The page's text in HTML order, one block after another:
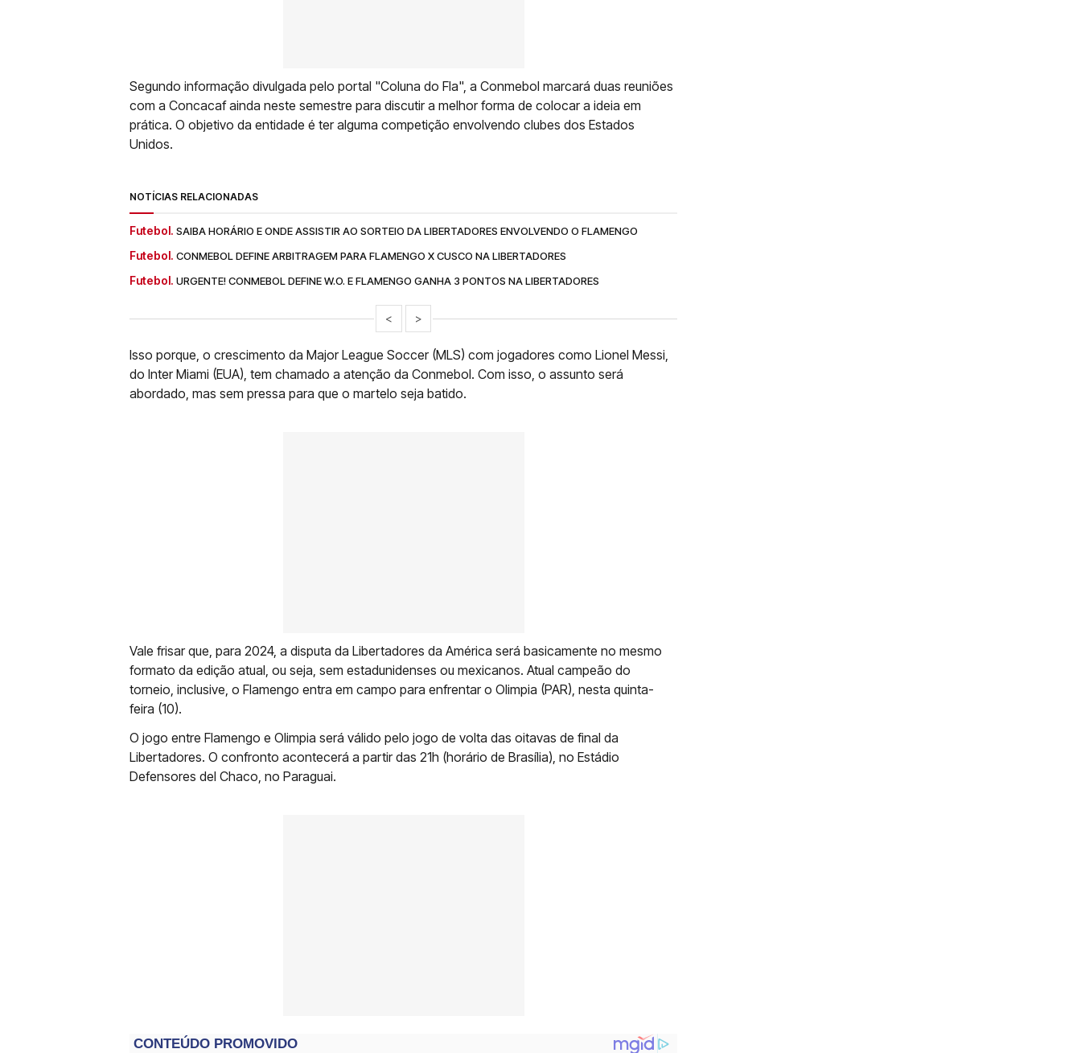
Segundo informação divulgada pelo portal "Coluna do Fla", a Conmebol marcará duas reuniões
com a Concacaf ainda neste semestre para discutir a melhor forma de colocar a ideia em
prática. O objetivo da entidade é ter alguma competição envolvendo clubes dos Estados
Unidos.
NOTÍCIAS RELACIONADAS
Futebol. SAIBA HORÁRIO E ONDE ASSISTIR AO SORTEIO DA LIBERTADORES ENVOLVENDO O FLAMENGO
Futebol. CONMEBOL DEFINE ARBITRAGEM PARA FLAMENGO X CUSCO NA LIBERTADORES
Futebol. URGENTE! CONMEBOL DEFINE W.O. E FLAMENGO GANHA 3 PONTOS NA LIBERTADORES
< >
Isso porque, o crescimento da Major League Soccer (MLS) com jogadores como Lionel Messi,
do Inter Miami (EUA), tem chamado a atenção da Conmebol. Com isso, o assunto será
abordado, mas sem pressa para que o martelo seja batido.
Vale frisar que, para 2024, a disputa da Libertadores da América será basicamente no mesmo
formato da edição atual, ou seja, sem estadunidenses ou mexicanos. Atual campeão do
torneio, inclusive, o Flamengo entra em campo para enfrentar o Olimpia (PAR), nesta quinta-
feira (10).
O jogo entre Flamengo e Olimpia será válido pelo jogo de volta das oitavas de final da
Libertadores. O confronto acontecerá a partir das 21h (horário de Brasília), no Estádio
Defensores del Chaco, no Paraguai.